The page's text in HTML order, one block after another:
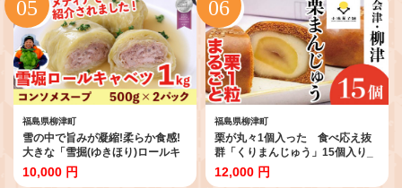
福島県柳津町
雪の中で旨みが凝縮!柔らか食感!
大きな「雪掘(ゆきほり)ロールキ
ャベツ」1kg(コンソメ2パック)_
ロールキャベツ 惣菜 冷凍 洋食 キ
10,000 円
福島県柳津町
栗が丸々1個入った 食べ応え抜
群「くりまんじゅう」15個入り_
くりまんじゅう 栗 饅頭 和菓子 お
菓子 美味しい 人気【1447457】
12,000 円